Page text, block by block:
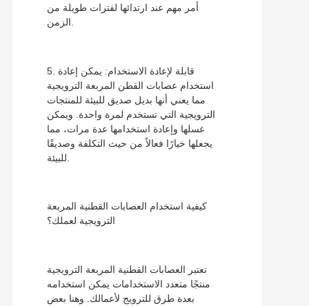
أمر مهم عند ارتدائها لفترات طويلة من
5. قابلة لإعادة الاستخدام: يمكن إعادة
استخدام عصابات القطن المربعة الترويجية
مما يعني أنها بديل صديق للبيئة للمنتجات
الترويجية التي تستخدم لمرة واحدة. ويمكن
غسلها وإعادة استخدامها عدة مرات، مما
يجعلها خيارًا فعالاً من حيث التكلفة وصديقًا
كيفية استخدام العصابات القطنية المربعة
الترويجية لعملك؟
تعتبر العصابات القطنية المربعة الترويجية
منتجًا متعدد الاستخدامات يمكن استخدامه
بعدة طرق للترويج لأعمالك. وهنا بعض